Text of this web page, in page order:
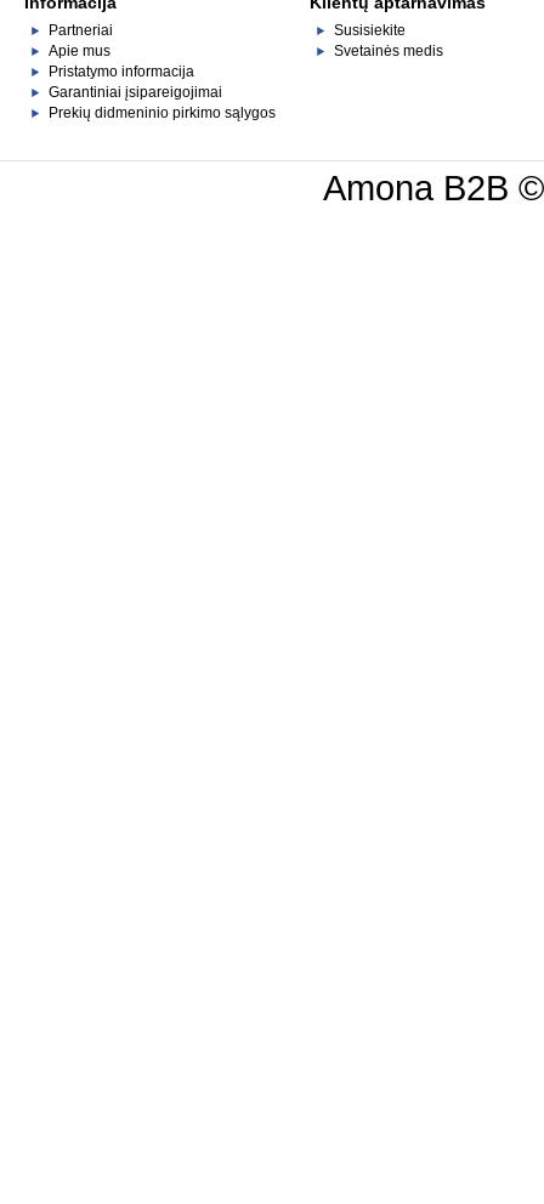
Partneriai
Apie mus
Pristatymo informacija
Garantiniai įsipareigojimai
Prekių didmeninio pirkimo sąlygos
Susisiekite
Svetainės medis
Amona B2B